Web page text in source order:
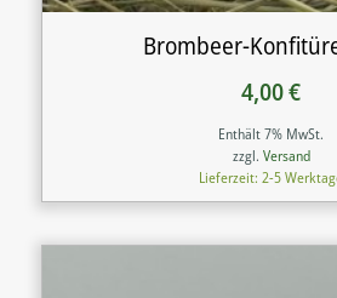
Brombeer-
4,00€
Enthält 7% MwSt.
zzgl. Versand
Lieferzeit: 2-5